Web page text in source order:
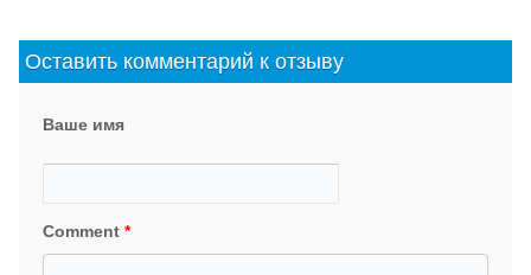
Оставить комментарий к отзыву
Ваше имя
Comment *